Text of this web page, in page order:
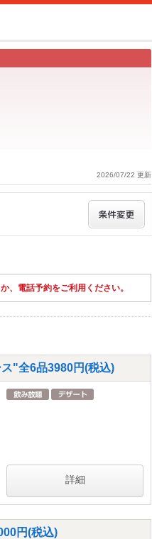
2026/07/22 更新
、電話予約をご利用ください。
"全6品3980円(税込)
詳細
円(税込)